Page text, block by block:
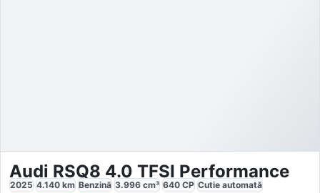
Audi RSQ8 4.0 TFSI Performance
2025 4.140 km Benzină 3.996 cm³ 640 CP Cutie automată